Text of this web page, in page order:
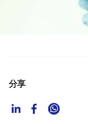
分享